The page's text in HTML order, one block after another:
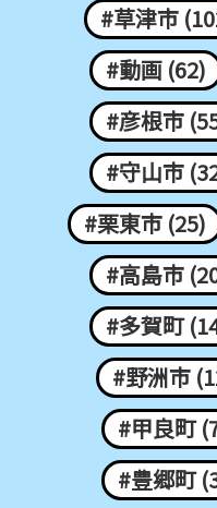
#草津市
#動画 (62)
#彦根市
#守山市
#栗東市 (25)
#高島市
#多賀町
#野洲市
#甲良町
#豊郷町